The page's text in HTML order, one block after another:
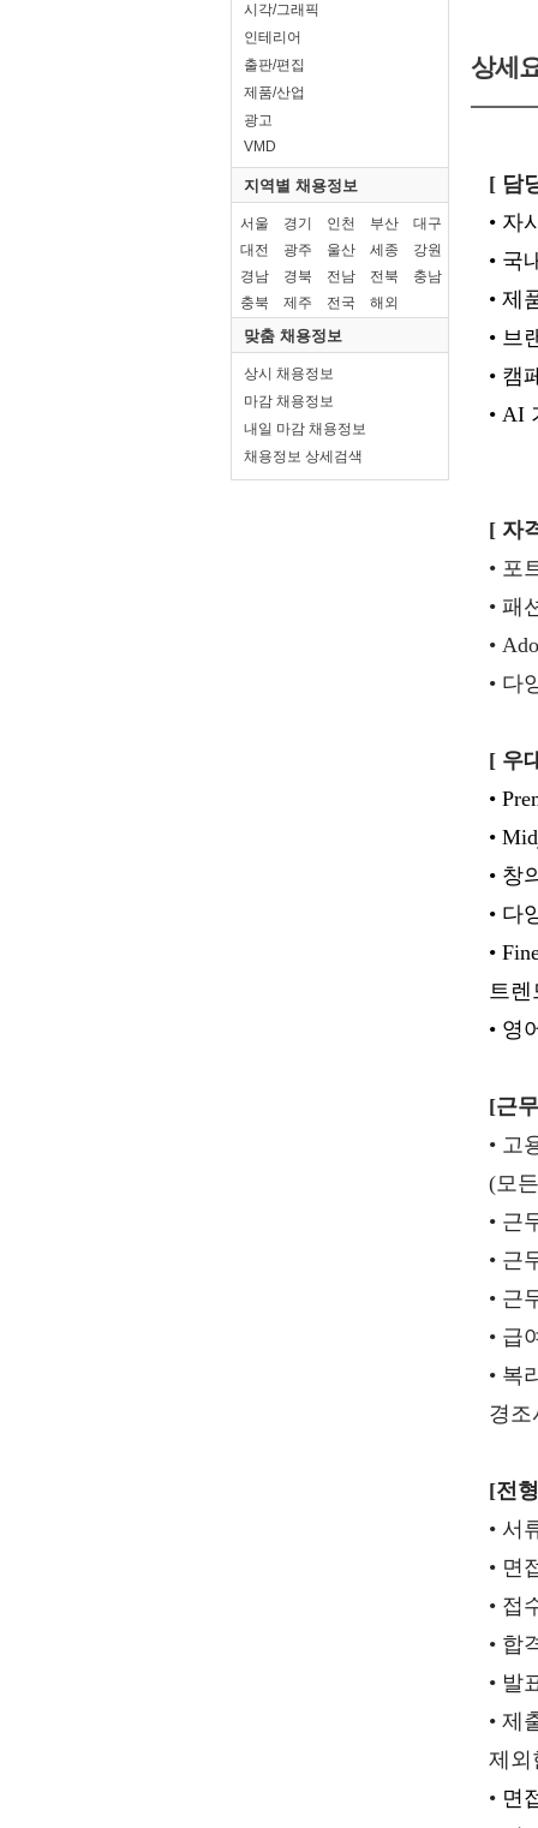
시각/그래픽
인테리어
출판/편집
제품/산업
광고
VMD
지역별 채용정보
서울 경기 인천 부산
대구
대전
광주 울산 세종
강원
경남
경북 전남 전북
충남
충북
제주 전국 해외
맞춤 채용정보
상시 채용정보
마감 채용정보
내일 마감 채용정보
채용정보 상세검색
상세